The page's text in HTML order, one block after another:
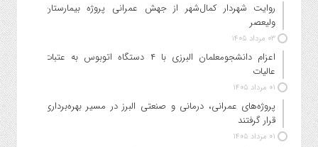
روایت شهردار کمال‌شهر از جهش عمرانی پروژه بیمارستان
ولیعصر
۰۳ مرداد ۱۴۰۵
اعزام دانشجو‌معلمان البرزی با ۴ دستگاه اتوبوس به عتبات
عالیات
۰۱ مرداد ۱۴۰۵
پروژه‌های عمرانی، درمانی و صنعتی البرز در مسیر بهره‌برداری
قرار گرفتند
۰۱ مرداد ۱۴۰۵